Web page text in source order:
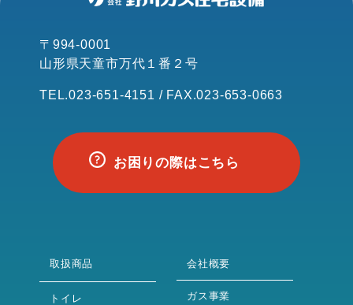
〒994-0001
山形県天童市万代１番２号
TEL.023-651-4151 / FAX.023-653-0663
お困りの際はこちら
取扱商品
トイレ
会社概要
ガス事業